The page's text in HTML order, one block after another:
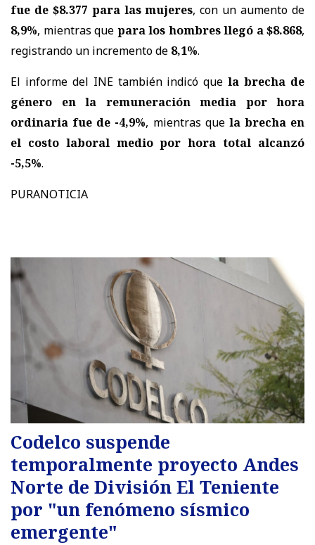
fue de $8.377 para las mujeres, con un aumento de
8,9%, mientras que para los hombres llegó a $8.868,
registrando un incremento de 8,1%.
El informe del INE también indicó quela brecha de
género en la remuneración media por hora
ordinaria fue de -4,9%, mientras que la brecha en
el costo laboral medio por hora total alcanzó
-5,5%.
PURANOTICIA
Codelco suspende
temporalmente proyecto Andes
Norte de División El Teniente
por "un fenómeno sísmico
emergente"